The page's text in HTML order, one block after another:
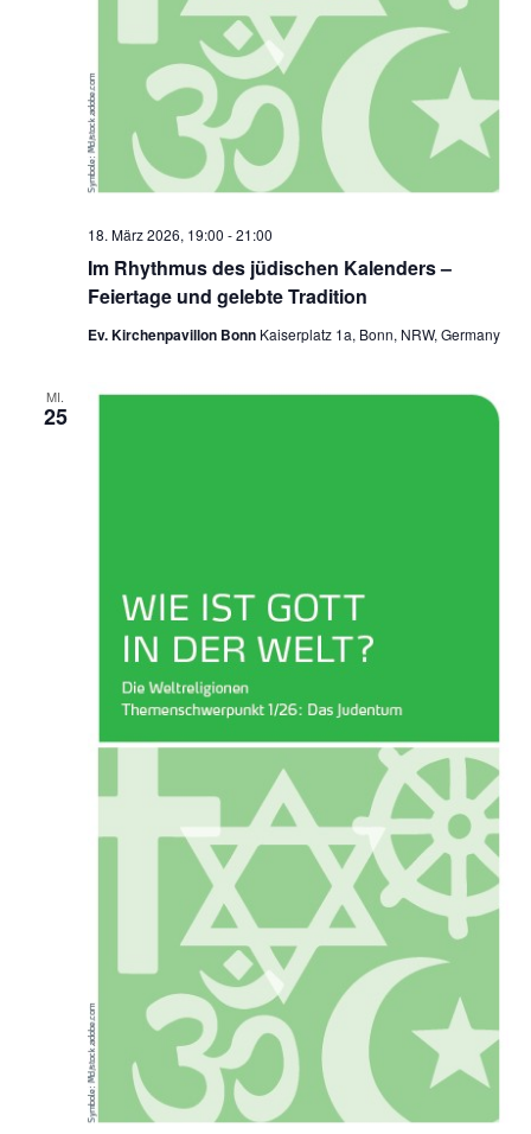
Im Rhythmus des jüdischen Kalenders –
Feiertage und gelebte Tradition
18. März 2026, 19:00 -21:00
Ev. Kirchenpavillon Bonn Kaiserplatz 1a, Bonn, NRW, Germany
MI.
25